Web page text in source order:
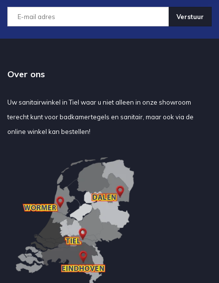
Verstuur
Over ons
Uw sanitairwinkel in Tiel waar u niet alleen in onze showroom
terecht kunt voor badkamertegels en sanitair, maar ook via de
online winkel kan bestellen!